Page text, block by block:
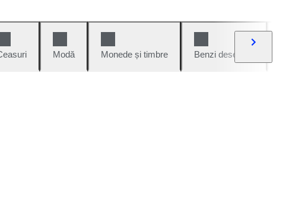
Modă Monede și timbre Benzi desenate